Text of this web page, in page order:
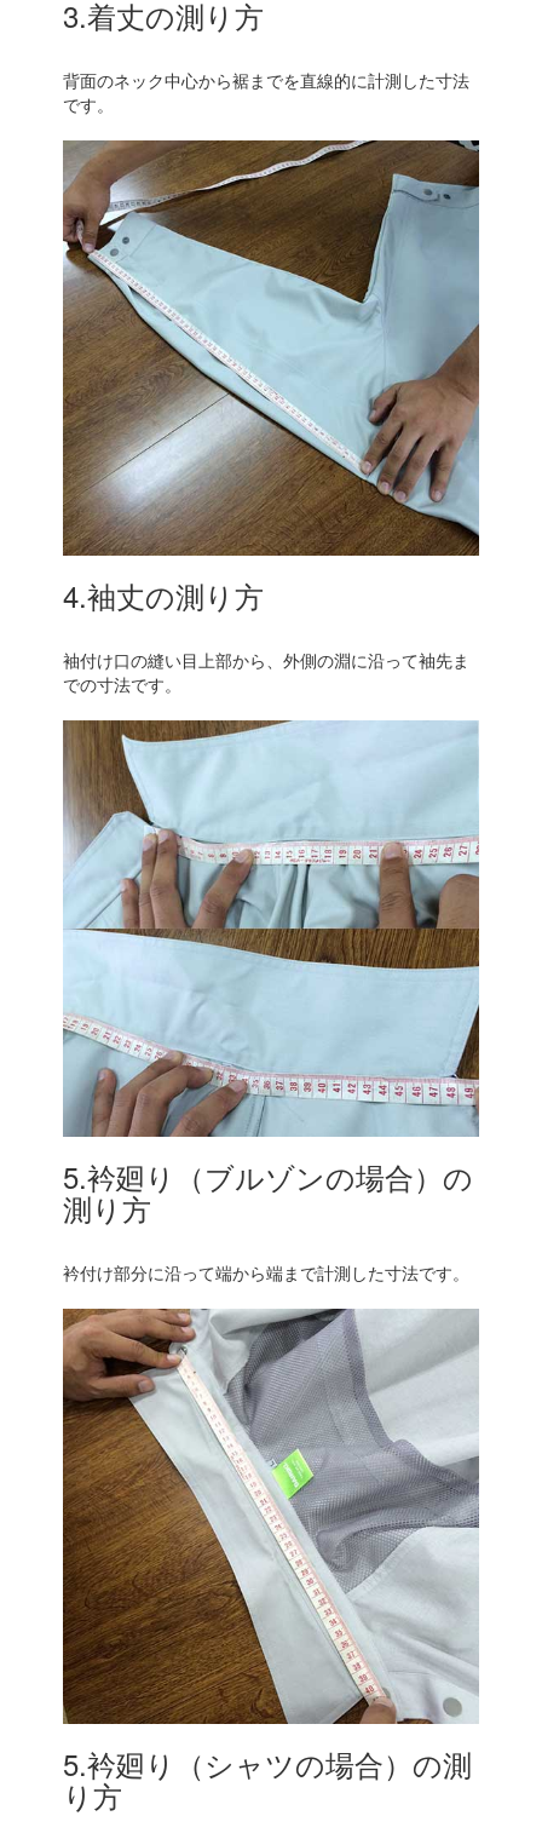
3.着丈の測り方
背面のネック中心から裾までを直線的に計測した寸法
です。
4.袖丈の測り方
袖付け口の縫い目上部から、外側の淵に沿って袖先ま
での寸法です。
5.衿廻り（ブルゾンの場合）の
測り方
衿付け部分に沿って端から端まで計測した寸法です。
5.衿廻り（シャツの場合）の測
り方